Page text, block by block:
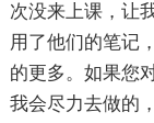
次没来上课，让
用了他们的笔记
的更多。如果您
我会尽力去做的